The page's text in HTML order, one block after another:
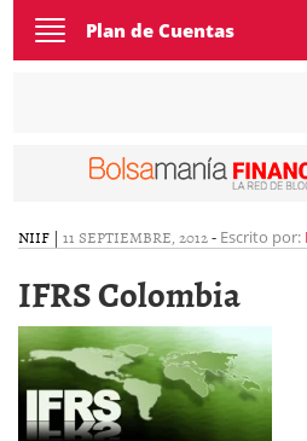
Toggle
navigation
Plan de Cuentas
NIIF | 11 SEPTIEMBRE, 2012- Escrito por:
IFRS Colombia